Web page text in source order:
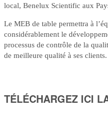
local, Benelux Scientific aux
Le MEB de table permettra à
considérablement le
processus de contrôle de la
de meilleure qualité à ses clients.
TÉLÉCHARGEZ ICI